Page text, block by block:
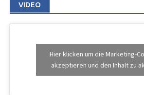
VIDEO
Hier klicken um die Marketing-
akzeptieren und den Inhalt zu